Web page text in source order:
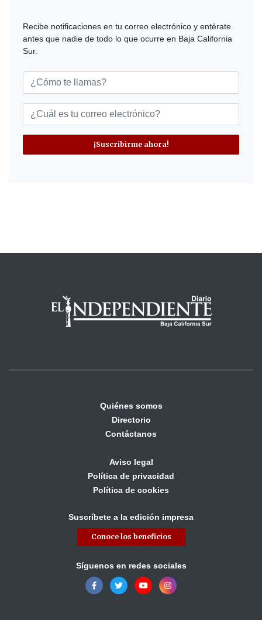
Recibe notificaciones en tu correo electrónico y entérate
antes que nadie de todo lo que ocurre en Baja California
Sur.
¡Suscribirme ahora!
Quiénes somos
Directorio
Contáctanos
Aviso legal
Política de privacidad
Política de cookies
Suscríbete a la edición impresa
Conoce los beneficios
Síguenos en redes sociales